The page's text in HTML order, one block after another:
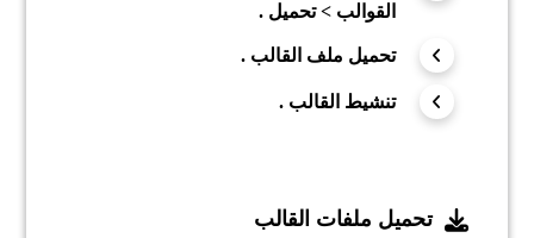
القوالب > تحميل .
تحميل ملف القالب .
تنشيط القالب .
تحميل ملفات القالب